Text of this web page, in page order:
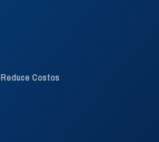
Reduce Costos